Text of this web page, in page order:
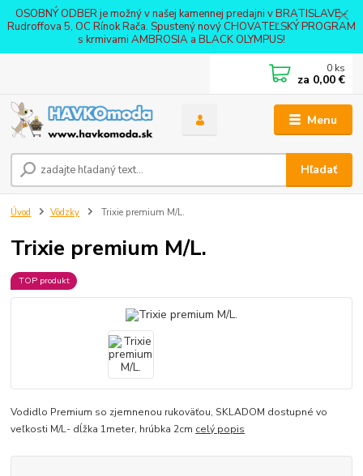
OSOBNÝ ODBER je možný v našej kamennej predajni v BRATISLAVE -
Rudroffova 5, OC Rínok Rača. Spustený nový CHOVATEĽSKÝ PROGRAM
s krmivami AMBROSIA a BLACK OLYMPUS!
Menu
Hľadať
0 ks
za 0,00 €
Úvod Vôdzky Trixie premium M/L.
Trixie premium M/L.
TOP produkt
Vodidlo Premium so zjemnenou rukoväťou, SKLADOM dostupné vo
veľkosti M/L- dĺžka 1meter, hrúbka 2cm celý popis